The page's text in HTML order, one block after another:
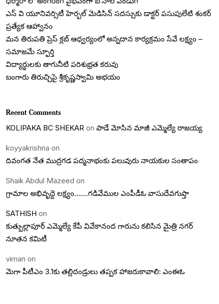
ఎస్ వి యూనివర్సిటీ హెర్బల్ మెడిసిన్ సదస్సుకు డాక్టర్ పసుపులేటి శంకర్
ప్రత్యేక ఆహ్వానం
మన తిరుపతి ప్రెస్ క్లబ్ ఆధ్వర్యంలో అన్నదాన కార్యక్రమం సేవే లక్ష్యం –
సమాజమే స్ఫూర్తి
విద్యార్థులకు తాగునీటి పరిశుభ్రత కరువు
బంగారు తిరుచ్చిపై శ్రీకృష్ణస్వామి అభయం
Recent Comments
KOLIPAKA BC SHEKAR on పాడే మోసిన మాజీ ఎమ్మెల్యే రాజయ్య
koyyakrishna on
దివంగత నేత ముద్రగడ పద్మనాభంకు పలువురు నాయకుల సంతాపం
Shaik Abdul Mazeed on
గ్రామాల అభివృద్దె లక్ష్యం…….గడివేముల ఎంపీడీఓ వాసుదేవగుప్తా
SATHISH on
కుత్బుల్లాపూర్ ఎమ్మెల్యే కేపీ వివేకానంద గారును కలిసిన మైత్రి నగర్
నూతన కమిటీ
viman on
మెగా పీటీఎం 3.1కు తల్లిదండ్రులు తప్పక హాజరుకావాలి: ఎంఈఓ